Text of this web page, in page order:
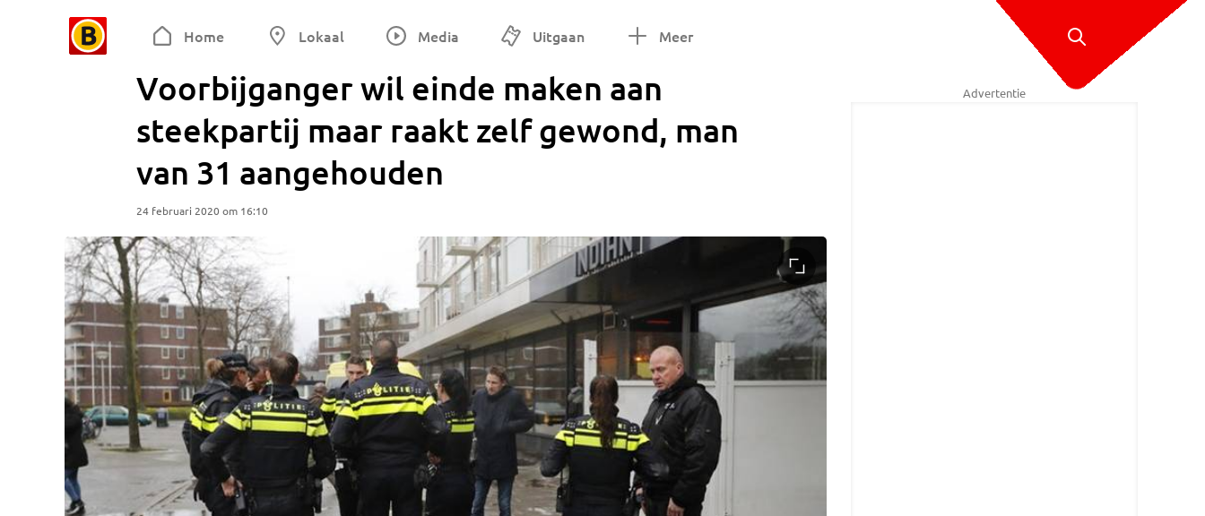
Home Lokaal Media Uitgaan Meer
Voorbijganger wil einde maken aan
steekpartij maar raakt zelf gewond, man
van 31 aangehouden
24 februari 2020 om 16:10
Advertentie